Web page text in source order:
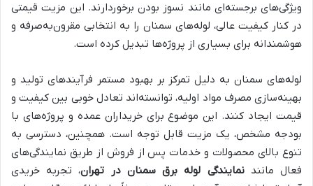
ویژگی‌های برجسته‌ای مانند نسوز بودن برخوردارند. این مزیت قیمتی
در کنار کیفیت عالی، لوله‌های سمنان را به انتخابی مقرون‌به‌صرفه و
هوشمندانه برای بسیاری از پروژه‌ها تبدیل کرده است.
لوله‌های سمنان به دلیل تمرکز بر بهبود مستمر فرآیندهای تولید و
بهینه‌سازی مصرف مواد اولیه، توانسته‌اند تعادل خوبی بین کیفیت و
قیمت ایجاد کنند. این موضوع برای خریداران عمده و پروژه‌های با
بودجه مشخص، یک مزیت قابل توجه است. همچنین، دسترسی به
تنوع بالای محصولات و خدمات پس از فروش از طریق نمایندگی‌های
فعال مانندنمایندگی لوله برق سمنان در تهران، تجربه خریدی